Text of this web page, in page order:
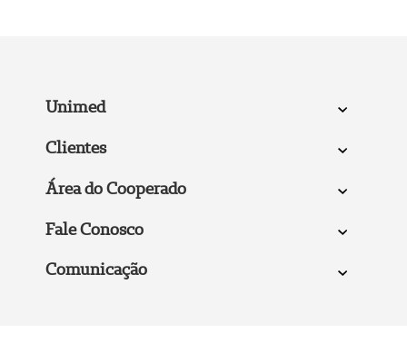
Unimed
Clientes
Área do Cooperado
Fale Conosco
Comunicação